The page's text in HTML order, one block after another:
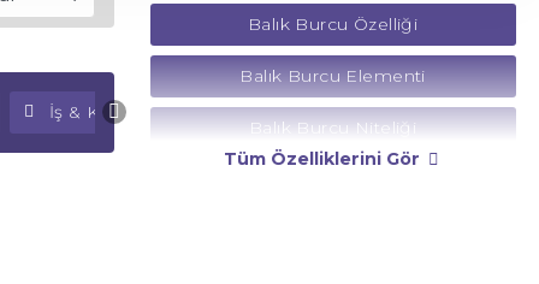
İş & Kariyer Falı Para Falı
Balık Burcu Özelliği
Balık Burcu Elementi
Balık Burcu Niteliği
Tüm Özelliklerini Gör